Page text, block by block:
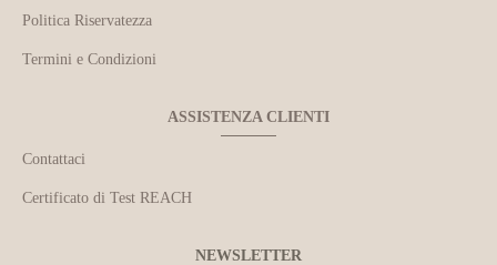
Politica Riservatezza
Termini e Condizioni
ASSISTENZA CLIENTI
Contattaci
Certificato di Test REACH
NEWSLETTER